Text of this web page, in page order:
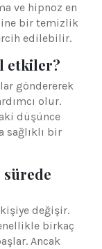
ve hipnoz en
bir temizlik
edilebilir.
etkiler?
göndererek
olur.
düşünce
sağlıklı bir
sürede
değişir.
birkaç
Ancak